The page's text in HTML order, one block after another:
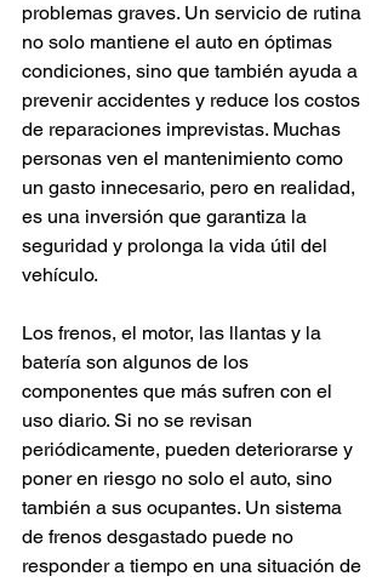
problemas graves. Un servicio de rutina
no solo mantiene el auto en óptimas
condiciones, sino que también ayuda a
prevenir accidentes y reduce los costos
de reparaciones imprevistas. Muchas
personas ven el mantenimiento como
un gasto innecesario, pero en realidad,
es una inversión que garantiza la
seguridad y prolonga la vida útil del
vehículo.
Los frenos, el motor, las llantas y la
batería son algunos de los
componentes que más sufren con el
uso diario. Si no se revisan
periódicamente, pueden deteriorarse y
poner en riesgo no solo el auto, sino
también a sus ocupantes. Un sistema
de frenos desgastado puede no
responder a tiempo en una situación de